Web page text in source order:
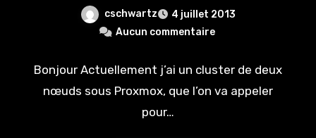
cschwartz
4 juillet 2013
Aucun commentaire
Bonjour Actuellement j’ai un cluster de deux
nœuds sous Proxmox, que l’on va appeler
pour…